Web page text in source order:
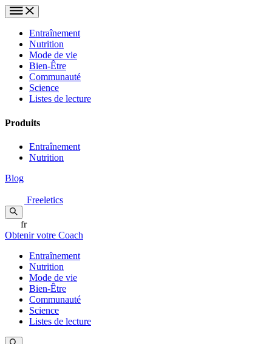
Entraînement
Nutrition
Mode de vie
Bien-Être
Communauté
Science
Listes de lecture
Produits
Entraînement
Nutrition
Blog
Freeletics
fr
Obtenir votre Coach
Entraînement
Nutrition
Mode de vie
Bien-Être
Communauté
Science
Listes de lecture